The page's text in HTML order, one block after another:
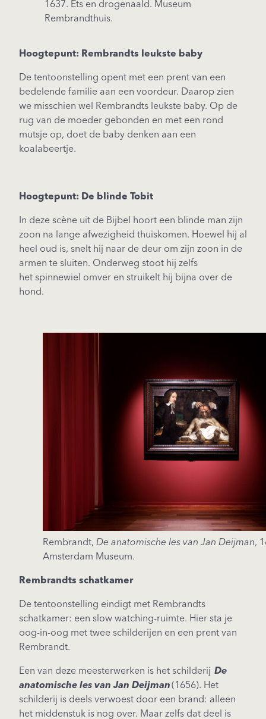
1637. Ets en drogenaald. Museum
Rembrandthuis.
Hoogtepunt: Rembrandts leukste baby
De tentoonstelling opent met een prent van een
bedelende familie aan een voordeur. Daarop zien
we misschien wel Rembrandts leukste baby. Op de
rug van de moeder gebonden en met een rond
mutsje op, doet de baby denken aan een
koalabeertje.
Hoogtepunt: De blinde Tobit
In deze scène uit de Bijbel hoort een blinde man zijn
zoon na lange afwezigheid thuiskomen. Hoewel hij al
heel oud is, snelt hij naar de deur om zijn zoon in de
armen te sluiten. Onderweg stoot hij zelfs
het spinnewiel omver en struikelt hij bijna over de
hond.
Rembrandt, De anatomische les van Jan Deijman,
Amsterdam Museum.
Rembrandts schatkamer
De tentoonstelling eindigt met Rembrandts
schatkamer: een slow watching-ruimte. Hier sta je
oog-in-oog met twee schilderijen en een prent van
Rembrandt.
Een van deze meesterwerken is het schilderij De
anatomische les van Jan Deijman(1656). Het
schilderij is deels verwoest door een brand: alleen
het middenstuk is nog over. Maar zelfs dat deel is